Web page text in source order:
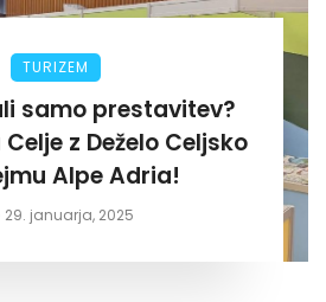
TURIZEM
samo prestavitev?
z Deželo Celjsko
Alpe Adria!
29. januarja, 2025